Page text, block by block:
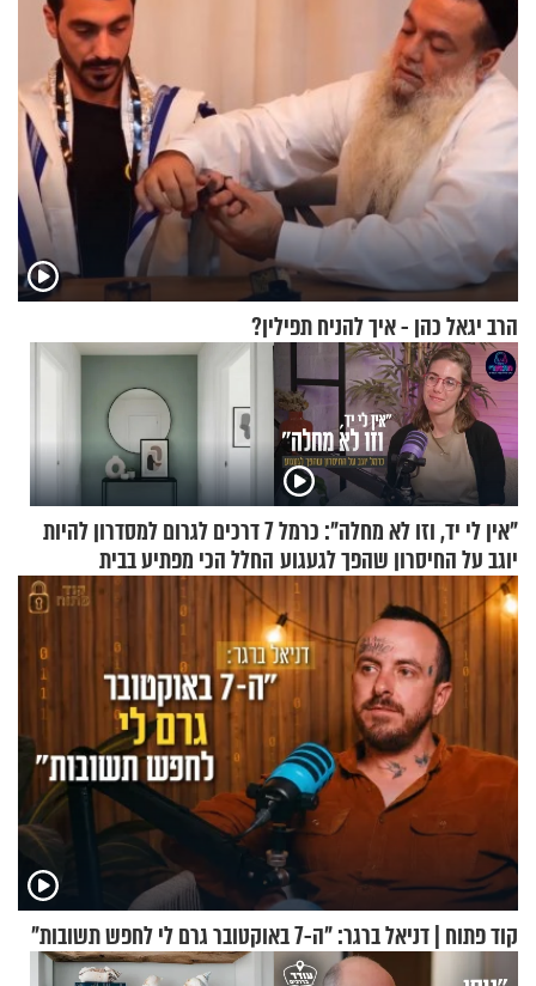
הרב יגאל כהן - איך להניח תפילין?
"אין לי יד, וזו לא מחלה": כרמל
יוגב על החיסרון שהפך לגעגוע
7 דרכים לגרום למסדרון להיות
החלל הכי מפתיע בבית
קוד פתוח | דניאל ברגר: "ה-7 באוקטובר גרם לי לחפש תשובות"